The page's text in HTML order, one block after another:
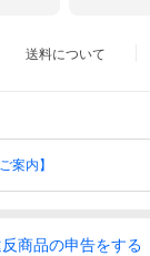
送料について
案内】
商品の申告をする